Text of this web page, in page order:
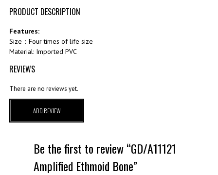
PRODUCT DESCRIPTION
Features:
Size：Four times of life size
Material: Imported PVC
REVIEWS
There are no reviews yet.
ADD REVIEW
Be the first to review “GD/A11121
Amplified Ethmoid Bone”